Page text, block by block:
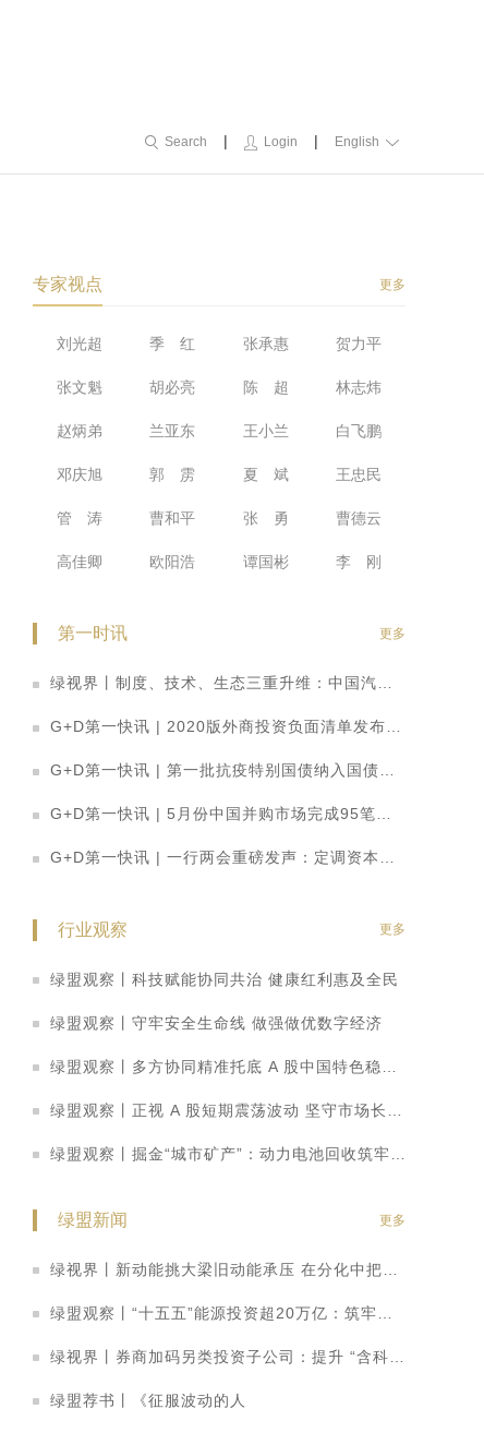
Search | Login | English
专家视点 更多
刘光超 季 红 张承惠 贺力平
张文魁 胡必亮 陈 超 林志炜
赵炳弟 兰亚东 王小兰 白飞鹏
邓庆旭 郭 雳 夏 斌 王忠民
管 涛 曹和平 张 勇 曹德云
高佳卿 欧阳浩 谭国彬 李 刚
第一时讯 更多
绿视界丨制度、技术、生态三重升维：中国汽车产业开启智能网联高质量发展新阶段
G+D第一快讯 | 2020版外商投资负面清单发布：取消券商、基金外资股比限制，放宽制造业、农业准入
G+D第一快讯 | 第一批抗疫特别国债纳入国债期货可交割券范围
G+D第一快讯 | 5月份中国并购市场完成95笔并购交易 数量整体回落
G+D第一快讯 | 一行两会重磅发声：定调资本市场改革思路 科创板迎多重利好
行业观察 更多
绿盟观察丨科技赋能协同共治 健康红利惠及全民
绿盟观察丨守牢安全生命线 做强做优数字经济
绿盟观察丨多方协同精准托底 A 股中国特色稳市机制持续显效
绿盟观察丨正视 A 股短期震荡波动 坚守市场长期向好基本面
绿盟观察丨掘金“城市矿产”：动力电池回收筑牢新能源绿色闭环
绿盟新闻 更多
绿视界丨新动能挑大梁旧动能承压 在分化中把握转型机遇
绿盟观察丨“十五五”能源投资超20万亿：筑牢安全底盘，激活绿色引擎
绿视界丨券商加码另类投资子公司：提升 “含科量” 打造科创金融转型新路径
绿盟荐书丨《征服波动的人